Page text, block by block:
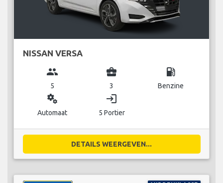
NISSAN VERSA
group
5
business_center
3
local_gas_station
Benzine
miscellaneous_services
Automaat
login
5 Portier
DETAILS WEERGEVEN...